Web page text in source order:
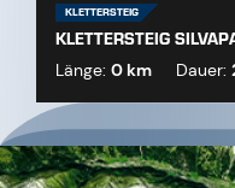
KLETTERSTEIG
KLETTERSTEIG
Länge: 0 km Dauer: